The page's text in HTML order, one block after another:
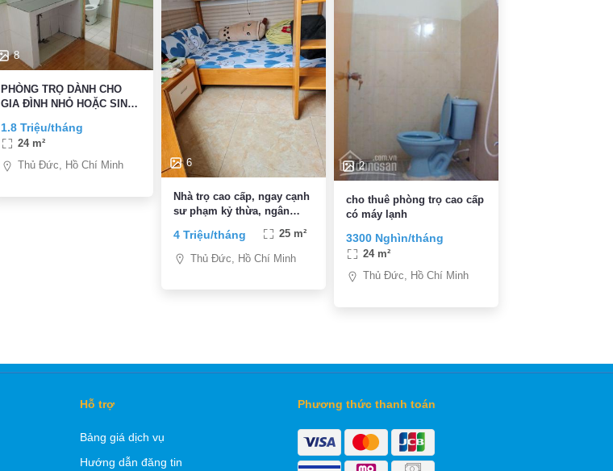
8
PHÒNG TRỌ DÀNH CHO
GIA ĐÌNH NHỎ HOẶC SINH
1.8 Triệu/tháng
24 m²
Thủ Đức, Hồ Chí Minh
6
Nhà trọ cao cấp, ngay cạnh
sư phạm kỷ thừa, ngân
làng đại học
4 Triệu/tháng 25 m²
Thủ Đức, Hồ Chí Minh
2
cho thuê phòng trọ cao cấp
có máy lạnh
3300 Nghìn/tháng
24 m²
Thủ Đức, Hồ Chí Minh
Hỗ trợ
Bảng giá dịch vụ
Hướng dẫn đăng tin
Phương thức thanh toán